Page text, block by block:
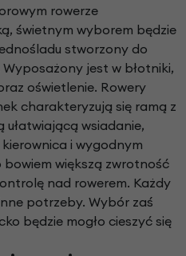
rowerze
świetnym wyborem będzie
stworzony do
jest w błotniki,
oświetlenie. Rowery
charakteryzują się ramą z
wsiadanie,
i wygodnym
bowiem większą zwrotność
nad rowerem. Każdy
potrzeby. Wybór zaś
będzie mogło cieszyć się